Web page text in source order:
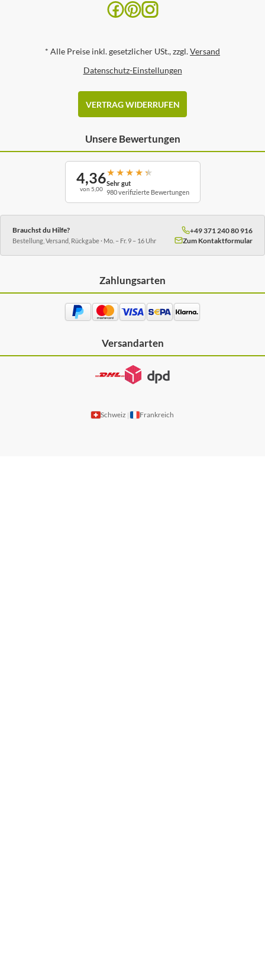
* Alle Preise inkl. gesetzlicher USt., zzgl.Versand
Datenschutz-Einstellungen
VERTRAG WIDERRUFEN
Unsere Bewertungen
4,36
von 5,00
★ ★ ★ ★ ★
Sehr gut
980 verifizierte Bewertungen
Brauchst du Hilfe?
Bestellung, Versand, Rückgabe · Mo. – Fr. 9 – 16 Uhr
+49 371 240 80 916
Zum Kontaktformular
Zahlungsarten
Versandarten
Schweiz | Frankreich